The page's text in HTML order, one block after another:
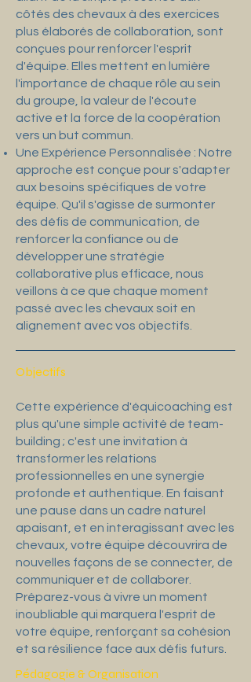
côtés des chevaux à des exercices
plus élaborés de collaboration, sont
conçues pour renforcer l'esprit
d'équipe. Elles mettent en lumière
l'importance de chaque rôle au sein
du groupe, la valeur de l'écoute
active et la force de la coopération
vers un but commun.
Une Expérience Personnalisée : Notre
approche est conçue pour s'adapter
aux besoins spécifiques de votre
équipe. Qu'il s'agisse de surmonter
des défis de communication, de
renforcer la confiance ou de
développer une stratégie
collaborative plus efficace, nous
veillons à ce que chaque moment
passé avec les chevaux soit en
alignement avec vos objectifs.
Objectifs
Cette expérience d'équicoaching est
plus qu'une simple activité de team-
building ; c'est une invitation à
transformer les relations
professionnelles en une synergie
profonde et authentique. En faisant
une pause dans un cadre naturel
apaisant, et en interagissant avec les
chevaux, votre équipe découvrira de
nouvelles façons de se connecter, de
communiquer et de collaborer.
Préparez-vous à vivre un moment
inoubliable qui marquera l'esprit de
votre équipe, renforçant sa cohésion
et sa résilience face aux défis futurs.
Pédagogie & Organisation